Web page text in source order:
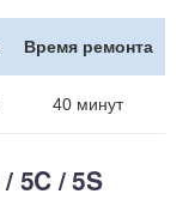
Время ремонта
40 минут
5C / 5S